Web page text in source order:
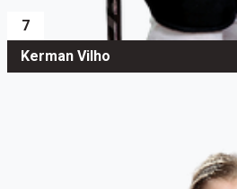
7
Kerman Vilho